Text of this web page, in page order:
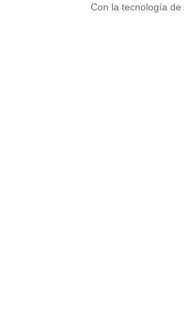
Con la tecnología de